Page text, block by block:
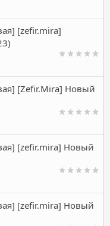
[zefir.mira]
[Zefir.Mira] Новый
[zefir.mira] Новый
[zefir.mira] Новый